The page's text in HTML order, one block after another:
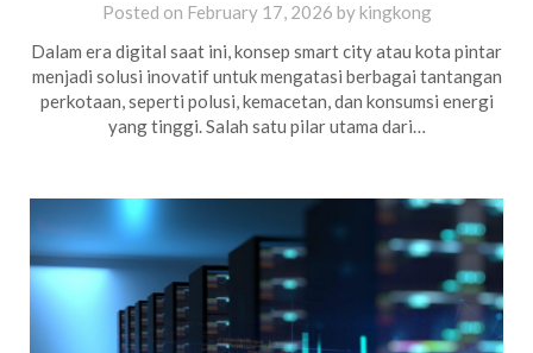
Posted on February 17, 2026 bykingkong
Dalam era digital saat ini, konsep smart city atau kota pintar
menjadi solusi inovatif untuk mengatasi berbagai tantangan
perkotaan, seperti polusi, kemacetan, dan konsumsi energi
yang tinggi. Salah satu pilar utama dari…